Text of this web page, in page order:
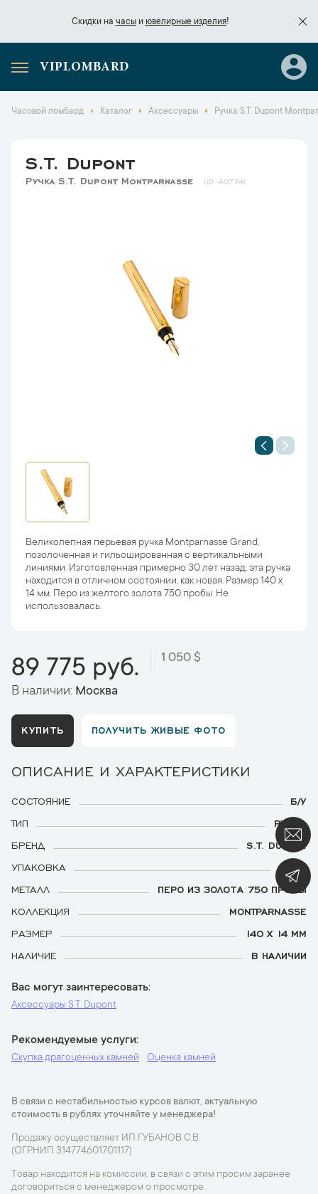
Скидки на часыи ювелирные изделия!
Скидки начасы
VIPLOMBARD
Часовой ломбард Каталог Аксессуары Ручка S.T. Dupont
S.T. Dupont
Ручка S.T. Dupont Montparnasse 40774
Великолепная перьевая ручка Montparnasse Grand,
позолоченная и гильошированная с вертикальными
линиями. Изготовленная примерно 30 лет назад, эта ручка
находится в отличном состоянии, как новая. Размер 140 х
14 мм. Перо из желтого золота 750 пробы. Не
использовалась.
89 775 руб. 1 050 $
В наличии: Москва
КУПИТЬ ПОЛУЧИТЬ ЖИВЫЕ ФОТО
ОПИСАНИЕ И ХАРАКТЕРИСТИКИ
СОСТОЯНИЕ
Б/У
ТИП
РУЧКА
БРЕНД
S.T. DUPONT
УПАКОВКА
ЕСТЬ
МЕТАЛЛ
ПЕРО ИЗ ЗОЛОТА 750 ПРОБЫ
КОЛЛЕКЦИЯ
MONTPARNASSE
РАЗМЕР
140 Х 14 ММ
НАЛИЧИЕ
В НАЛИЧИИ
Вас могут заинтересовать
Аксессуары S.T. Dupont
Рекомендуемые услуги
Скупка драгоценных камней Оценка камней
В связи с нестабильностью курсов валют, актуальную
стоимость в рублях уточняйте у менеджера!
Продажу осуществляет ИП ГУБАНОВ С.В.
(ОГРНИП 314774601701117)
Товар находится на комиссии, в связи с этим просим заранее
договориться с менеджером о просмотре.